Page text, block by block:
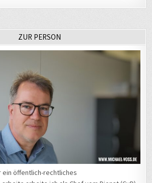
ZUR PERSON
ein öffentlich-rechtliches